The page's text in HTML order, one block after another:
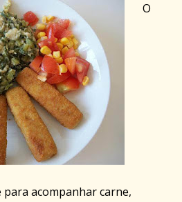
O
acompanhar carne,